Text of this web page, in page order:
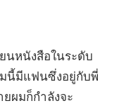
นหนังสือในระดับ
นี้มีแฟนซึ่งอยู่กับพี่
ผมก็กำลังจะ